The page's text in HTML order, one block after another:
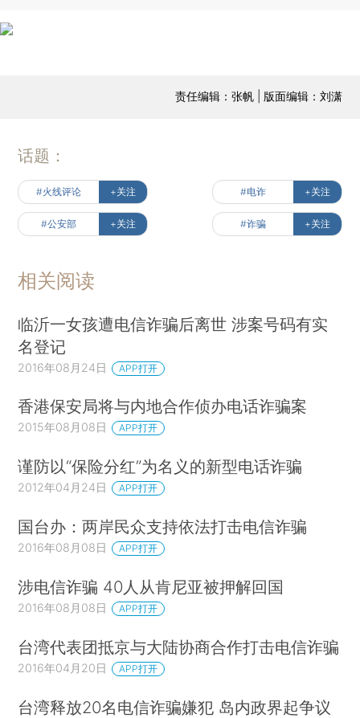
责任编辑：张帆 | 版面编辑：刘潇
话题：
#火线评论 +关注 #电诈 +关注
#公安部 +关注 #诈骗 +关注
相关阅读
临沂一女孩遭电信诈骗后离世 涉案号码有实
名登记
2016年08月24日 APP打开
香港保安局将与内地合作侦办电话诈骗案
2015年08月08日 APP打开
谨防以“保险分红”为名义的新型电话诈骗
2012年04月24日 APP打开
国台办：两岸民众支持依法打击电信诈骗
2016年08月08日 APP打开
涉电信诈骗 40人从肯尼亚被押解回国
2016年08月08日 APP打开
台湾代表团抵京与大陆协商合作打击电信诈骗
2016年04月20日 APP打开
台湾释放20名电信诈骗嫌犯 岛内政界起争议